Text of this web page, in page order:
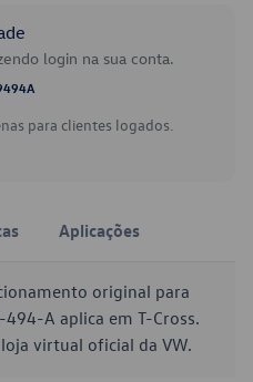
login na sua conta.
para clientes logados.
Aplicações
original para
A aplica em T-Cross.
virtual oficial da VW.